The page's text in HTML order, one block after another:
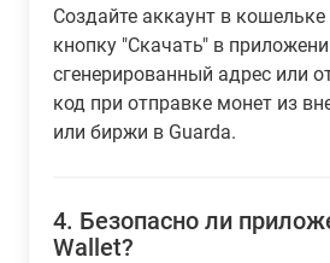
Создайте аккаунт в
кнопку "Скачать" в
сгенерированный адрес или
код при отправке монет из
или биржи в Guarda.
4. Безопасно ли
Wallet?